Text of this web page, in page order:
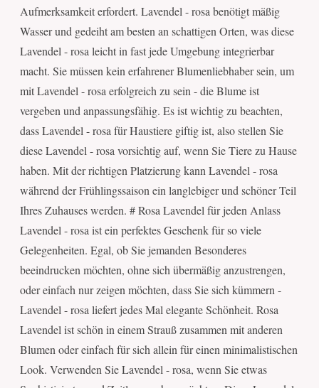
Aufmerksamkeit erfordert. Lavendel - rosa benötigt mäßig
Wasser und gedeiht am besten an schattigen Orten, was diese
Lavendel - rosa leicht in fast jede Umgebung integrierbar
macht. Sie müssen kein erfahrener Blumenliebhaber sein, um
mit Lavendel - rosa erfolgreich zu sein - die Blume ist
vergeben und anpassungsfähig. Es ist wichtig zu beachten,
dass Lavendel - rosa für Haustiere giftig ist, also stellen Sie
diese Lavendel - rosa vorsichtig auf, wenn Sie Tiere zu Hause
haben. Mit der richtigen Platzierung kann Lavendel - rosa
während der Frühlingssaison ein langlebiger und schöner Teil
Ihres Zuhauses werden. # Rosa Lavendel für jeden Anlass
Lavendel - rosa ist ein perfektes Geschenk für so viele
Gelegenheiten. Egal, ob Sie jemanden Besonderes
beeindrucken möchten, ohne sich übermäßig anzustrengen,
oder einfach nur zeigen möchten, dass Sie sich kümmern -
Lavendel - rosa liefert jedes Mal elegante Schönheit. Rosa
Lavendel ist schön in einem Strauß zusammen mit anderen
Blumen oder einfach für sich allein für einen minimalistischen
Look. Verwenden Sie Lavendel - rosa, wenn Sie etwas